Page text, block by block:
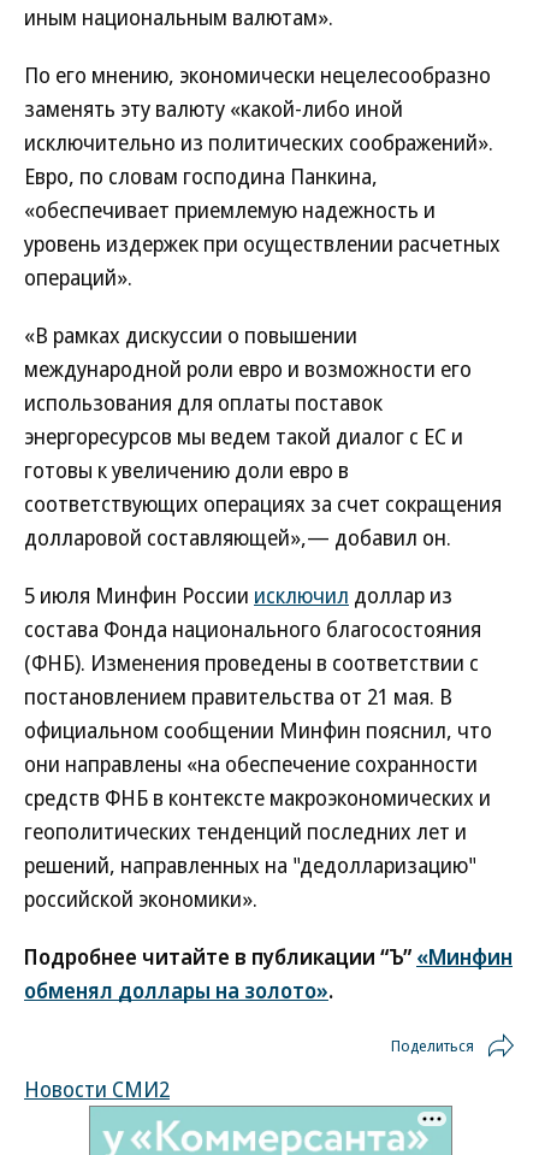
иным национальным валютам».
По его мнению, экономически нецелесообразно
заменять эту валюту «какой-либо иной
исключительно из политических соображений».
Евро, по словам господина Панкина,
«обеспечивает приемлемую надежность и
уровень издержек при осуществлении расчетных
операций».
«В рамках дискуссии о повышении
международной роли евро и возможности его
использования для оплаты поставок
энергоресурсов мы ведем такой диалог с ЕС и
готовы к увеличению доли евро в
соответствующих операциях за счет сокращения
долларовой составляющей»,— добавил он.
5 июля Минфин России исключил доллар из
состава Фонда национального благосостояния
(ФНБ). Изменения проведены в соответствии с
постановлением правительства от 21 мая. В
официальном сообщении Минфин пояснил, что
они направлены «на обеспечение сохранности
средств ФНБ в контексте макроэкономических и
геополитических тенденций последних лет и
решений, направленных на "дедолларизацию"
российской экономики».
Подробнее читайте в публикации “Ъ” «Минфин
обменял доллары на золото».
Поделиться
Новости СМИ2